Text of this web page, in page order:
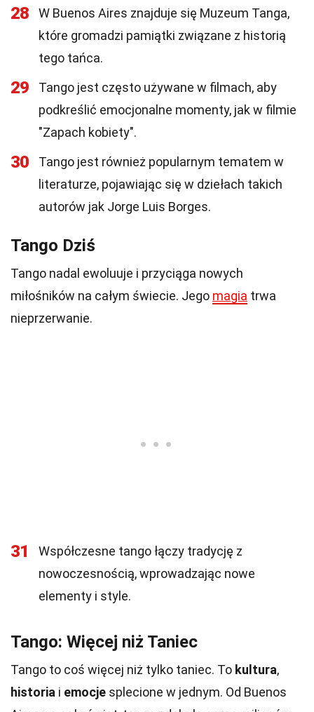
28
W Buenos Aires znajduje się Muzeum Tanga,
które gromadzi pamiątki związane z historią
tego tańca.
29
Tango jest często używane w filmach, aby
podkreślić emocjonalne momenty, jak w filmie
"Zapach kobiety".
30
Tango jest również popularnym tematem w
literaturze, pojawiając się w dziełach takich
autorów jak Jorge Luis Borges.
Tango Dziś
Tango nadal ewoluuje i przyciąga nowych
miłośników na całym świecie. Jego magia trwa
nieprzerwanie.
31
Współczesne tango łączy tradycję z
nowoczesnością, wprowadzając nowe
elementy i style.
Tango: Więcej niż Taniec
Tango to coś więcej niż tylko taniec. To kultura,
historia i emocje splecione w jednym. Od Buenos